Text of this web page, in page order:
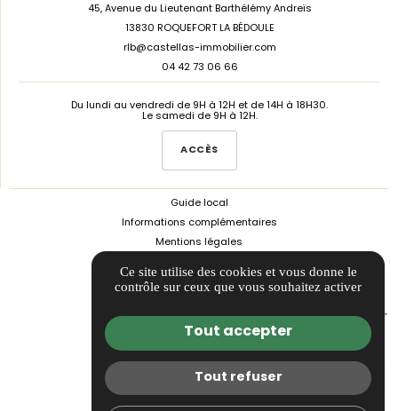
call
45, Avenue du Lieutenant Barthélémy Andreïs
13830 ROQUEFORT LA BÉDOULE
rlb@castellas-immobilier.com
04 42 73 06 66
Du lundi au vendredi de 9H à 12H et de 14H à 18H30.
Le samedi de 9H à 12H.
ACCÈS
Guide local
Informations complémentaires
Mentions légales
Barème d'honoraires
Espace client
Ce site utilise des cookies et vous donne le
contrôle sur ceux que vous souhaitez activer
Tout accepter
Tout refuser